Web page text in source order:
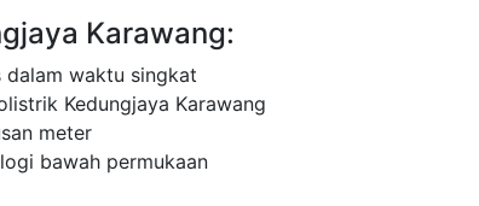
Karawang:
dalam waktu singkat
Kedungjaya Karawang
meter
bawah permukaan